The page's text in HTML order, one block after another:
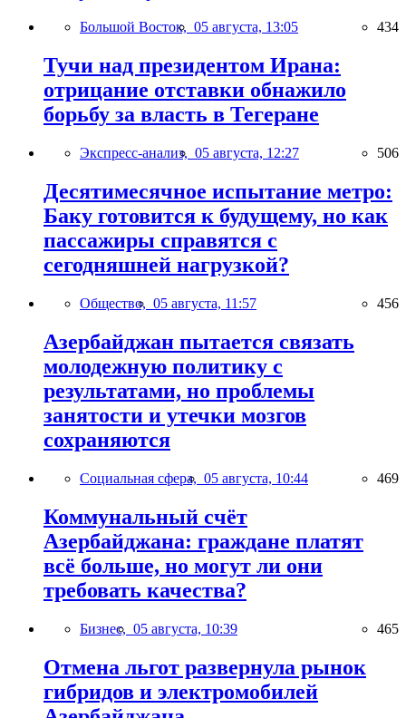
Большой Восток, 05 августа, 13:05 434
Тучи над президентом Ирана:
отрицание отставки обнажило
борьбу за власть в Тегеране
Экспресс-анализ, 05 августа, 12:27 506
Десятимесячное испытание метро:
Баку готовится к будущему, но как
пассажиры справятся с
сегодняшней нагрузкой?
Общество, 05 августа, 11:57 456
Азербайджан пытается связать
молодежную политику с
результатами, но проблемы
занятости и утечки мозгов
сохраняются
Социальная сфера, 05 августа, 10:44 469
Коммунальный счёт
Азербайджана: граждане платят
всё больше, но могут ли они
требовать качества?
Бизнес, 05 августа, 10:39 465
Отмена льгот развернула рынок
гибридов и электромобилей